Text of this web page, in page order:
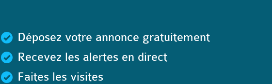
Déposez votre annonce gratuitement
Recevez les alertes en direct
Faites les visites